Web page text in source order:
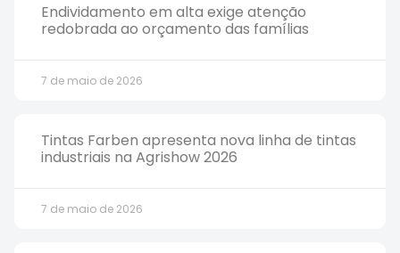
Endividamento em alta exige atenção
redobrada ao orçamento das famílias
7 de maio de 2026
Tintas Farben apresenta nova linha de tintas
industriais na Agrishow 2026
7 de maio de 2026